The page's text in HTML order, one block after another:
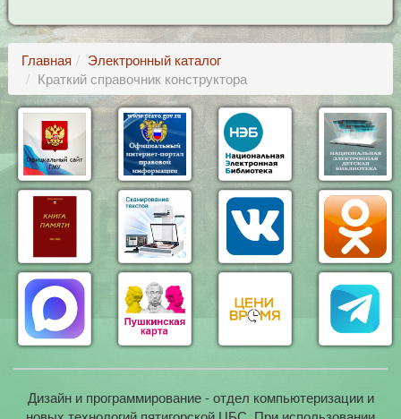
Главная
Электронный каталог
Краткий справочник конструктора
Дизайн и программирование - отдел компьютеризации и